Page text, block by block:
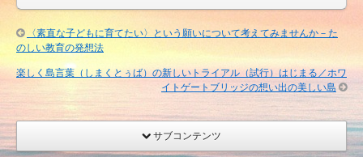
〈素直な子どもに育てたい〉という願いについて考えてみませんか－た
のしい教育の発想法
楽しく島言葉（しまくとぅば）の新しいトライアル（試行）はじまる／ホワ
イトゲートブリッジの想い出の美しい島
サブコンテンツ